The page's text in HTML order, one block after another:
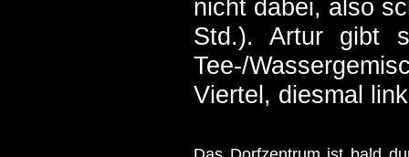
nicht dabei, also
Std.). Artur gibt
Tee-/
Viertel, diesmal